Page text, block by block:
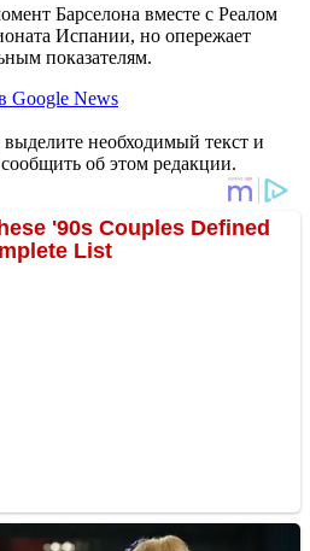
Барселона вместе с Реалом
Испании, но опережает
показателям.
Google News
необходимый текст и
об этом редакции.